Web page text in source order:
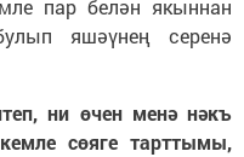
пар белән якыннан
яшәүнең серенә
ни өчен менә нәкъ
сөяге тарттымы,